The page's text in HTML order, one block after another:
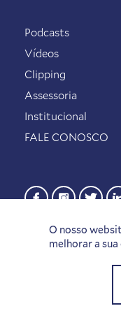
O nosso
melhorar a
Podcasts
Vídeos
Clipping
Assessoria
Institucional
FALE CONOSCO